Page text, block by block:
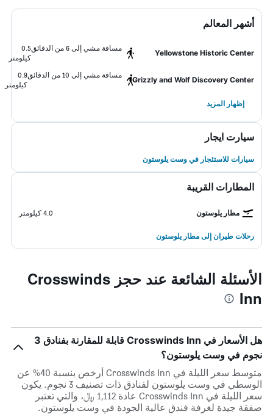
أشهر المعالم
Yellowstone Historic Center
مسافة مشي إلى 6 من الدقائق
0.5
كيلومتر
Grizzly and Wolf Discovery Center
مسافة مشي إلى 10 من الدقائق
0.9
كيلومتر
إظهار المزيد
سيارت ايجار
سيارات للاستئجار في وست يلوستون
المطارات القريبة
مطار يلوستون 4.0 كيلومتر
رحلات طيران إلى مطار يلوستون
الأسئلة الشائعة عند حجز Crosswinds
Inn
هل الأسعار في Crosswinds Inn قابلة للمقارنة بفنادق 3
نجوم في وست يلوستون؟
متوسط سعر الليلة في Crosswinds Inn أرخص بنسبة 40% عن
الوسطي في وست يلوستون لفنادق ذات تصنيف 3 نجوم. يكون
سعر الليلة في Crosswinds Inn عادة 1,112 ﷼، والتي تعتبر
صفقة جيدة لغرفة فندق عالية الجودة في وست يلوستون.